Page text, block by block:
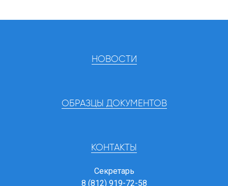
НОВОСТИ
ОБРАЗЦЫ ДОКУМЕНТОВ
КОНТАКТЫ
Секретарь
8 (812) 919-72-58